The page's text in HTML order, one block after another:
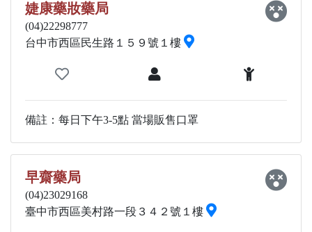
婕康藥妝藥局
(04)22298777
台中市西區民生路１５９號１樓
備註：每日下午3-5點 當場販售口罩
早齋藥局
(04)23029168
臺中市西區美村路一段３４２號１樓